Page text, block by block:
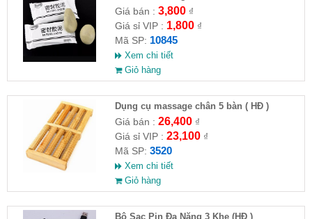
Giá bán : 3,800₫
Giá sỉ VIP : 1,800₫
Mã SP: 10845
Xem chi tiết
Giỏ hàng
Dụng cụ massage chân 5 bàn ( HĐ )
Giá bán : 26,400₫
Giá sỉ VIP : 23,100₫
Mã SP: 3520
Xem chi tiết
Giỏ hàng
Bộ Sạc Pin Đa Năng 3 Khe (HĐ )